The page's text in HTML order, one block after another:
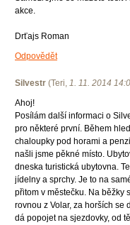
akce.
Drťajs Roman
Odpovědět
Silvestr (Teri, 1. 11. 2014
Ahoj!
Posílám další informaci o
pro některé první. Během
chaloupky pod horami a
našli jsme pěkné místo.
dneska turistická ubytovna.
jídelny a sprchy. Je to na
přitom v městečku. Na běžky
rovnou z Volar, za horších se
dá popojet na sjezdovky, od